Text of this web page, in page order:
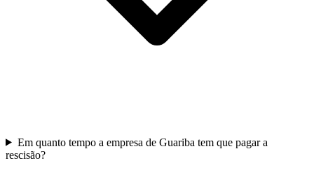
Em quanto tempo a empresa de Guariba tem que pagar a
rescisão?